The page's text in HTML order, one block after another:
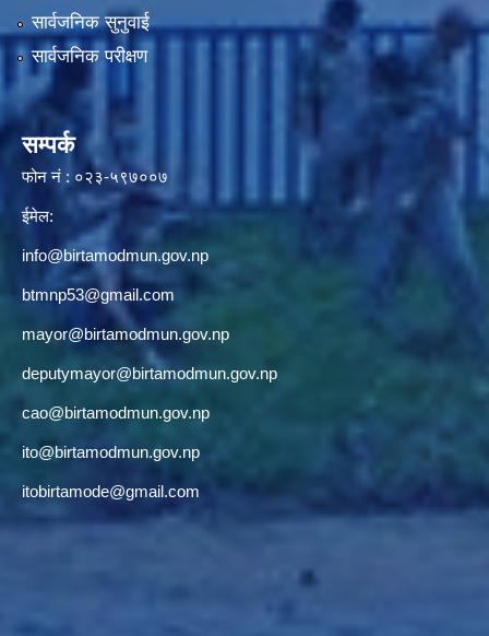
सार्वजनिक सुनुवाई
सार्वजनिक परीक्षण
सम्पर्क
फोन नं : ०२३-५९७००७
ईमेल:
info@birtamodmun.gov.np
btmnp53@gmail.com
mayor@birtamodmun.gov.np
deputymayor@birtamodmun.gov.np
cao@birtamodmun.gov.np
ito@birtamodmun.gov.np
itobirtamode@gmail.com